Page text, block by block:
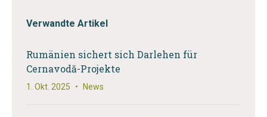
Verwandte Artikel
Rumänien sichert sich Darlehen für
Cernavodă-Projekte
1. Okt. 2025 • News